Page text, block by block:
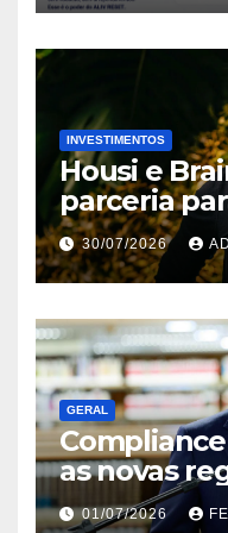
INVESTIMENTOS
Housi e
parceria
30/07/2026
GERAL
as novas
contra
01/07/2026